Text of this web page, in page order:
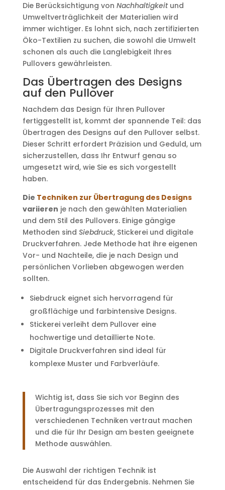
Die Berücksichtigung von Nachhaltigkeitund
Umweltverträglichkeit der Materialien wird
immer wichtiger. Es lohnt sich, nach zertifizierten
Öko-Textilien zu suchen, die sowohl die Umwelt
schonen als auch die Langlebigkeit Ihres
Pullovers gewährleisten.
Das Übertragen des Designs
auf den Pullover
Nachdem das Design für Ihren Pullover
fertiggestellt ist, kommt der spannende Teil: das
Übertragen des Designs auf den Pullover selbst.
Dieser Schritt erfordert Präzision und Geduld, um
sicherzustellen, dass Ihr Entwurf genau so
umgesetzt wird, wie Sie es sich vorgestellt
haben.
Die Techniken zur Übertragung des Designs
variieren je nach den gewählten Materialien
und dem Stil des Pullovers. Einige gängige
Methoden sind Siebdruck, Stickerei und digitale
Druckverfahren. Jede Methode hat ihre eigenen
Vor- und Nachteile, die je nach Design und
persönlichen Vorlieben abgewogen werden
sollten.
Siebdruck eignet sich hervorragend für
großflächige und farbintensive Designs.
Stickerei verleiht dem Pullover eine
hochwertige und detaillierte Note.
Digitale Druckverfahren sind ideal für
komplexe Muster und Farbverläufe.
Wichtig ist, dass Sie sich vor Beginn des
Übertragungsprozesses mit den
verschiedenen Techniken vertraut machen
und die für Ihr Design am besten geeignete
Methode auswählen.
Die Auswahl der richtigen Technik ist
entscheidend für das Endergebnis. Nehmen Sie